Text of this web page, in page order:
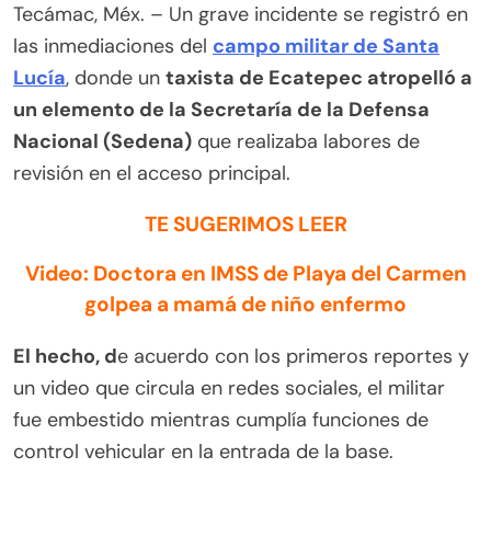
Tecámac, Méx. – Un grave incidente se registró en
las inmediaciones del campo militar de Santa
Lucía, donde un taxista de Ecatepec atropelló a
un elemento de la Secretaría de la Defensa
Nacional (Sedena) que realizaba labores de
revisión en el acceso principal.
TE SUGERIMOS LEER
Video: Doctora en IMSS de Playa del Carmen
golpea a mamá de niño enfermo
El hecho, de acuerdo con los primeros reportes y
un video que circula en redes sociales, el militar
fue embestido mientras cumplía funciones de
control vehicular en la entrada de la base.